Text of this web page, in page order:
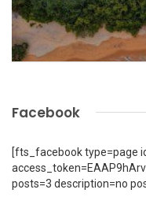
Facebook
[fts_facebook type=page
posts=3 description=no